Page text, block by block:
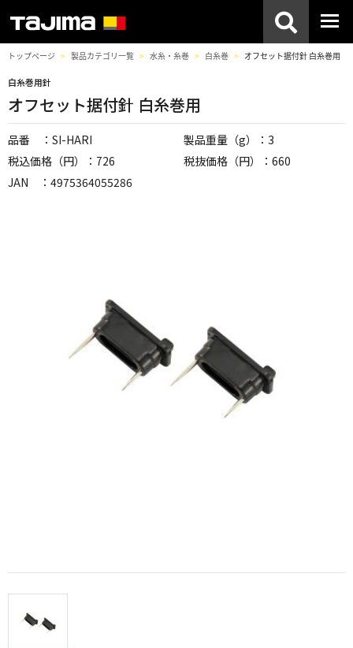
トップページ 製品カテゴリ一覧 水糸・糸巻 白糸巻 オフセット据付針 白糸巻用
白糸巻用針
オフセット据付針 白糸巻用
品番 ：SI-HARI
製品重量（g）：3
税込価格（円）：726
税抜価格（円）：660
JAN ：4975364055286